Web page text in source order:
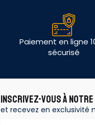
Paiement en ligne
sécurisé
INSCRIVEZ-VOUS À
et recevez en exclusivité